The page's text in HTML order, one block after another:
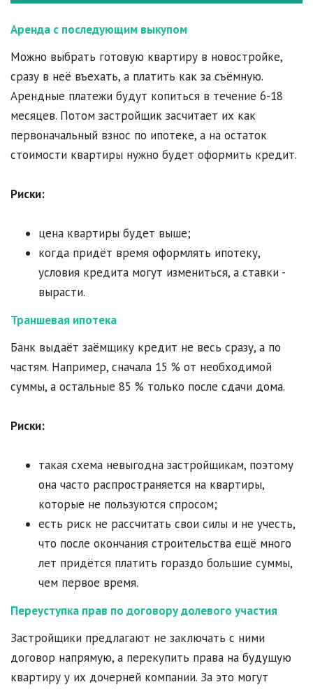
Аренда с последующим выкупом
Можно выбрать готовую квартиру в новостройке,
сразу в неё въехать, а платить как за съёмную.
Арендные платежи будут копиться в течение 6-18
месяцев. Потом застройщик засчитает их как
первоначальный взнос по ипотеке, а на остаток
стоимости квартиры нужно будет оформить кредит.
Риски:
цена квартиры будет выше;
когда придёт время оформлять ипотеку,
условия кредита могут измениться, а ставки -
вырасти.
Траншевая ипотека
Банк выдаёт заёмщику кредит не весь сразу, а по
частям. Например, сначала 15 % от необходимой
суммы, а остальные 85 % только после сдачи дома.
Риски:
такая схема невыгодна застройщикам, поэтому
она часто распространяется на квартиры,
которые не пользуются спросом;
есть риск не рассчитать свои силы и не учесть,
что после окончания строительства ещё много
лет придётся платить гораздо большие суммы,
чем первое время.
Переуступка прав по договору долевого участия
Застройщики предлагают не заключать с ними
договор напрямую, а перекупить права на будущую
квартиру у их дочерней компании. За это могут